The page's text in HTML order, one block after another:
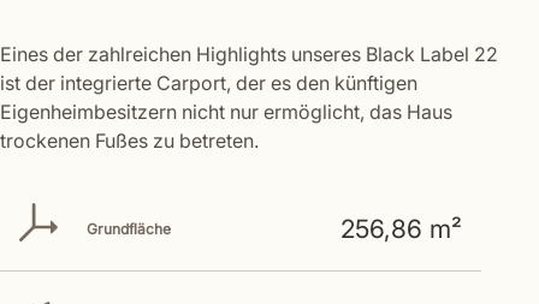
Eines der zahlreichen Highlights unseres Black Label 22
ist der integrierte Carport, der es den künftigen
Eigenheimbesitzern nicht nur ermöglicht, das Haus
trockenen Fußes zu betreten.
Grundfläche 256,86 m²